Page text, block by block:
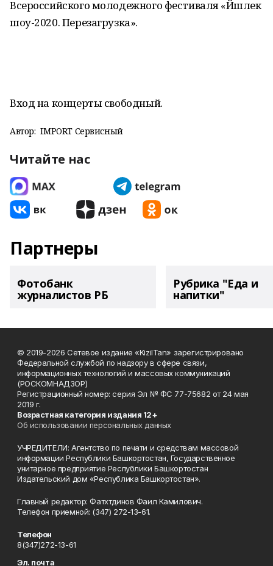
Всероссийского молодежного фестиваля «Йәшлек
шоу-2020. Перезагрузка».
Вход на концерты свободный.
Автор: IMPORT Сервисный
Читайте нас
Партнеры
Фотобанк
журналистов РБ
Рубрика "Еда и
напитки"
© 2019-2026 Сетевое издание «KizilTan» зарегистрировано
Федеральной службой по надзору в сфере связи,
информационных технологий и массовых коммуникаций
(РОСКОМНАДЗОР)
Регистрационный номер: серия Эл № ФС 77-75682 от 24 мая
2019 г.
Возрастная категория издания 12+
Об использовании персональных данных
УЧРЕДИТЕЛИ: Агентство по печати и средствам массовой
информации Республики Башкортостан, Государственное
унитарное предприятие Республики Башкортостан
Издательский дом «Республика Башкортостан».
Главный редактор: Фатхтдинов Фаил Камилович.
Телефон приемной: (347) 272-13-61.
Телефон
8(347)272-13-61
Эл. почта